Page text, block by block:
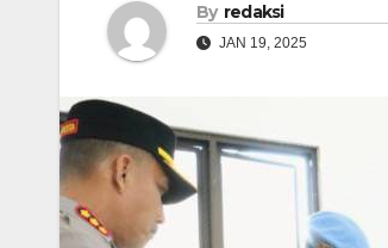
By redaksi
JAN 19, 2025